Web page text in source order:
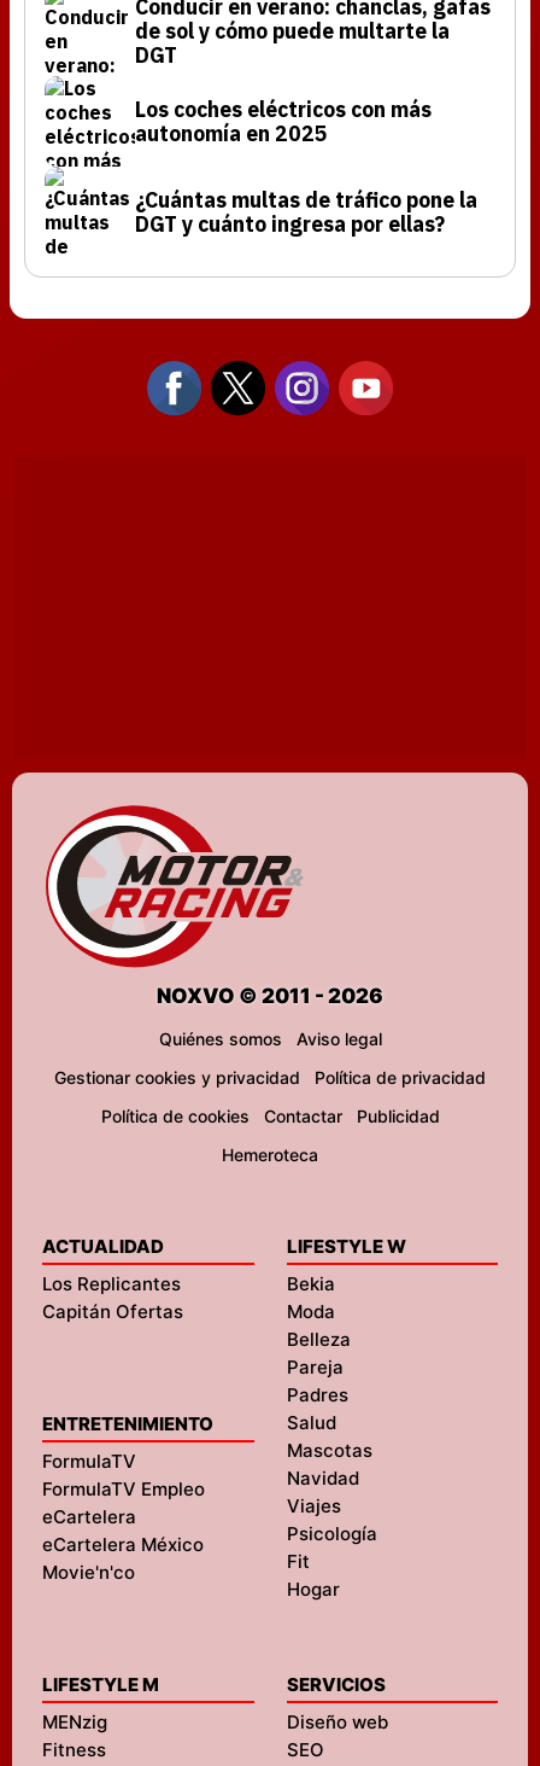
Conducir en verano: chanclas, gafas
de sol y cómo puede multarte la
DGT
Los coches eléctricos con más
autonomía en 2025
¿Cuántas multas de tráfico pone la
DGT y cuánto ingresa por ellas?
NOXVO © 2011 - 2026
Quiénes somos
Aviso legal
Gestionar cookies y privacidad
Política de privacidad
Política de cookies
Contactar
Publicidad
Hemeroteca
ACTUALIDAD
Los Replicantes
Capitán Ofertas
ENTRETENIMIENTO
FormulaTV
FormulaTV Empleo
eCartelera
eCartelera México
Movie'n'co
LIFESTYLE W
Bekia
Moda
Belleza
Pareja
Padres
Salud
Mascotas
Navidad
Viajes
Psicología
Fit
Hogar
LIFESTYLE M
MENzig
Fitness
SERVICIOS
Diseño web
SEO